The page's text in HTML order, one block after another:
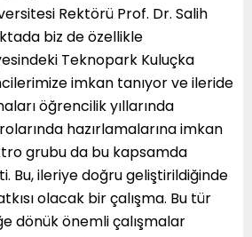
Rektörü Prof. Dr. Salih
biz de özellikle
Teknopark Kuluçka
imkan tanıyor ve ileride
öğrencilik yıllarında
hazırlamalarına imkan
grubu da bu kapsamda
Bu, ileriye doğru geliştirildiğinde
olacak bir çalışma. Bu tür
dönük önemli çalışmalar